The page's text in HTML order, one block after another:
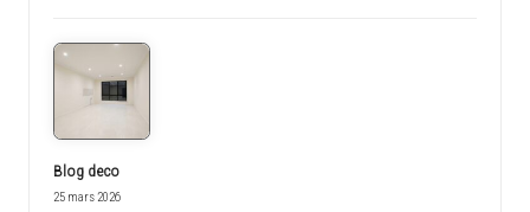
Blog deco
25 mars 2026